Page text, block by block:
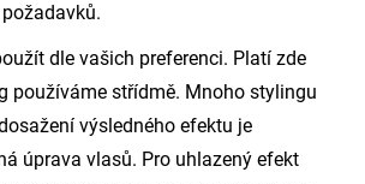
dle vašich preferenci. Platí zde
používáme střídmě. Mnoho stylingu
výsledného efektu je
úprava vlasů. Pro uhlazený efekt